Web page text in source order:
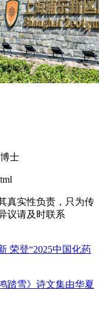
士
真实性负责，只为传
议请及时联系
荣登“2025中国化药
踏雪》诗文集由华夏